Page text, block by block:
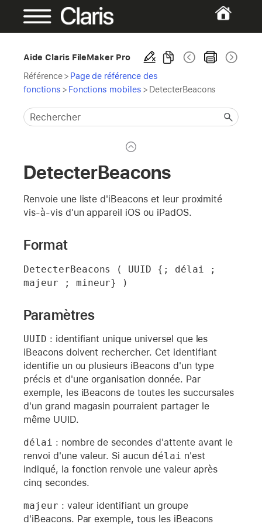
Aide Claris FileMaker Pro
Référence> Page de référence des
fonctions > Fonctions mobiles > DetecterBeacons
DetecterBeacons
Renvoie une liste d'iBeacons et leur proximité
vis-à-vis d'un appareil iOS ou iPadOS.
Format
DetecterBeacons ( UUID {; délai ;
majeur ; mineur} )
Paramètres
UUID : identifiant unique universel que les
iBeacons doivent rechercher. Cet identifiant
identifie un ou plusieurs iBeacons d'un type
précis et d'une organisation donnée. Par
exemple, les iBeacons de toutes les succursales
d'un grand magasin pourraient partager le
même UUID.
délai : nombre de secondes d'attente avant le
renvoi d'une valeur. Si aucun délai n'est
indiqué, la fonction renvoie une valeur après
cinq secondes.
majeur : valeur identifiant un groupe
d'iBeacons. Par exemple, tous les iBeacons